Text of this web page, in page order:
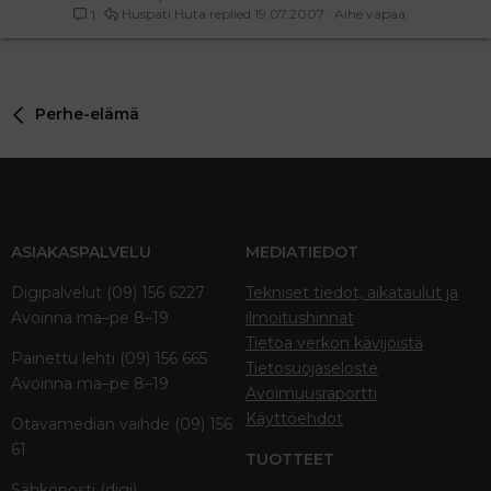
1
Aihe vapaa
19.07.2007
Huspati Huta
Perhe-elämä
ASIAKASPALVELU
Digipalvelut (09) 156 6227
Avoinna ma–pe 8–19
Painettu lehti (09) 156 665
Avoinna ma–pe 8–19
Otavamedian vaihde (09) 156
61
MEDIATIEDOT
Tekniset tiedot, aikataulut ja
ilmoitushinnat
Tietoa verkon kävijöistä
Tietosuojaseloste
Avoimuusraportti
Käyttöehdot
TUOTTEET